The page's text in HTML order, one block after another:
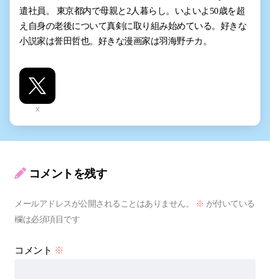
遣社員。 東京都内で母親と2人暮らし。いよいよ50歳を超
え自身の老後について真剣に取り組み始めている。好きな
小説家は誉田哲也。好きな漫画家は羽海野チカ。
X
コメントを残す
メールアドレスが公開されることはありません。 ※ が付いている
欄は必須項目です
コメント ※